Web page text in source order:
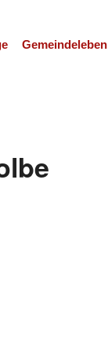
Gemeindeleben